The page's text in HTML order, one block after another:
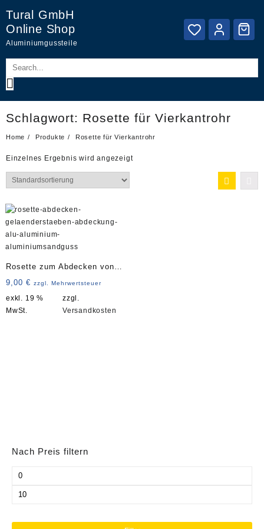
content
Tural GmbH
Online Shop
Aluminiumgussteile
Schlagwort: Rosette für Vierkantrohr
Home Produkte Rosette für Vierkantrohr
Einzelnes Ergebnis wird angezeigt
Rosette zum Abdecken von
Geländerstäben Art. 4139
9,00 € zzgl. Mehrwertsteuer
exkl. 19 %
MwSt.
zzgl.
Versandkosten
Nach Preis filtern
Min.
Max.